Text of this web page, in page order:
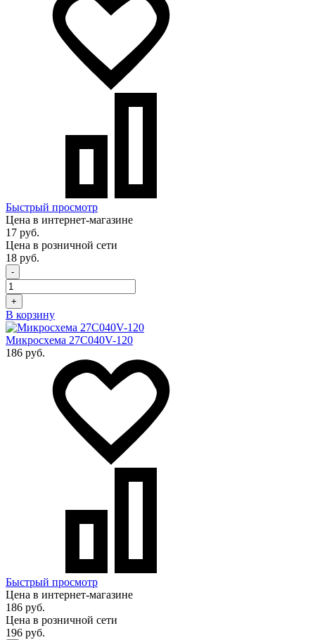
Быстрый просмотр
Цена в интернет-магазине
17 руб.
Цена в розничной сети
18 руб.
-
+
В корзину
Микросхема 27C040V-120
186 руб.
Быстрый просмотр
Цена в интернет-магазине
186 руб.
Цена в розничной сети
196 руб.